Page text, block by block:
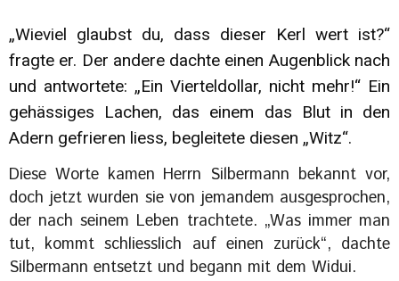
„Wieviel glaubst du, dass dieser Kerl wert ist?“
fragte er. Der andere dachte einen Augenblick nach
und antwortete: „Ein Vierteldollar, nicht mehr!“ Ein
gehässiges Lachen, das einem das Blut in den
Adern gefrieren liess, begleitete diesen „Witz“.
Diese Worte kamen Herrn Silbermann bekannt vor,
doch jetzt wurden sie von jemandem ausgesprochen,
der nach seinem Leben trachtete. „Was immer man
tut, kommt schliesslich auf einen zurück“, dachte
Silbermann entsetzt und begann mit dem Widui.